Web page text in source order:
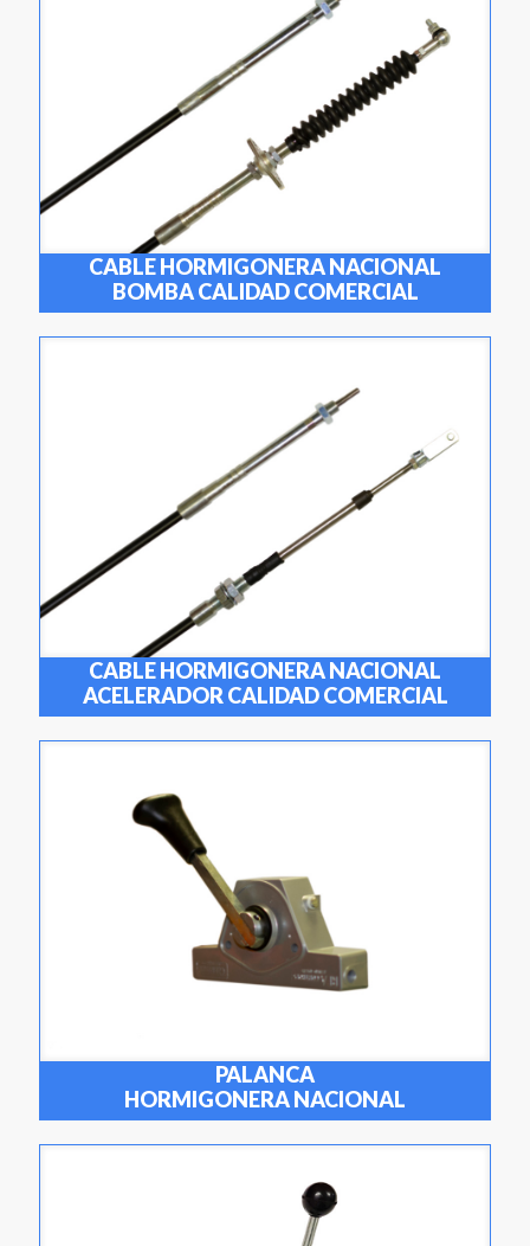
CABLE HORMIGONERA NACIONAL
BOMBA CALIDAD COMERCIAL
CABLE HORMIGONERA NACIONAL
ACELERADOR CALIDAD COMERCIAL
PALANCA
HORMIGONERA NACIONAL